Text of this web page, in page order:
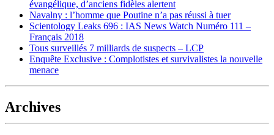
évangélique, d’anciens fidèles alertent
Navalny : l’homme que Poutine n’a pas réussi à tuer
Scientology Leaks 696 : IAS News Watch Numéro 111 –
Français 2018
Tous surveillés 7 milliards de suspects – LCP
Enquête Exclusive : Complotistes et survivalistes la nouvelle
menace
Archives